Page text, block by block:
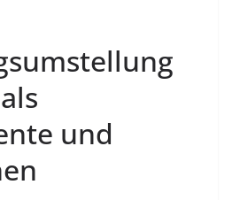
und